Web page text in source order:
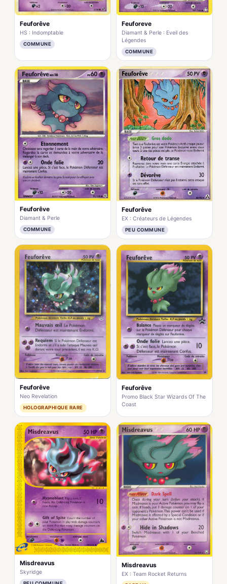
Feuforêve
HS : Indomptable
COMMUNE
Feuforeve
Diamant & Perle : Eveil des
Légendes
COMMUNE
Feuforêve
Diamant & Perle
COMMUNE
Feuforêve
EX : Créateurs de Légendes
PEU COMMUNE
Feuforêve
Neo Revelation
HOLOGRAPHIQUE RARE
Feuforêve
Promo Black Star Wizards Of The
Coast
Misdreavus
Skyridge
Misdreavus
EX : Team Rocket Returns